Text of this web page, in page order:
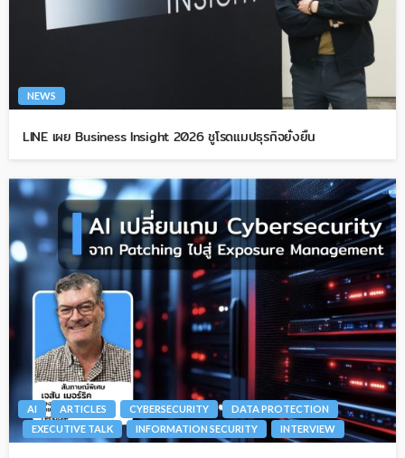
NEWS
LINE เผย Business Insight 2026 ชูโรดแมปธุรกิจยั่งยืน
AI ARTICLES CYBERSECURITY
DATA PROTECTION
EXECUTIVE TALK
INFORMATION SECURITY INTERVIEW